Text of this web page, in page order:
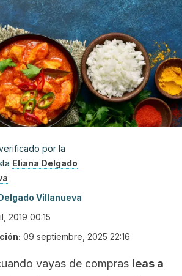
por la
Eliana Delgado
Villanueva
2019 00:15
09 septiembre, 2025 22:16
vayas de compras leas a